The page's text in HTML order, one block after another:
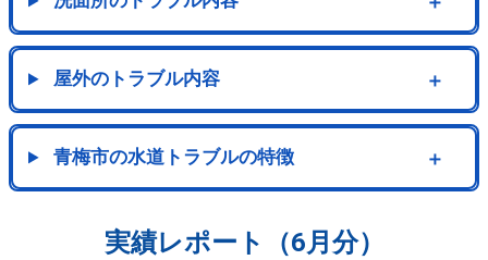
屋外のトラブル内容 ＋
青梅市の水道トラブルの特徴 ＋
実績レポート（6月分）